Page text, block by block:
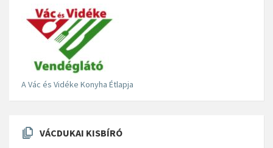
A Vác és Vidéke Konyha Étlapja
VÁCDUKAI KISBÍRÓ